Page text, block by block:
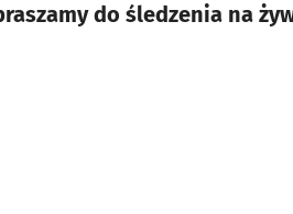
do śledzenia na